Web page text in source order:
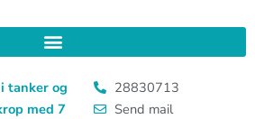
tanker og
med 7
28830713
Send mail